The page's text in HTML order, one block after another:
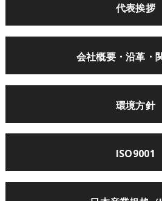
代表挨拶
会社概要・沿革・
環境方針
ISO9001